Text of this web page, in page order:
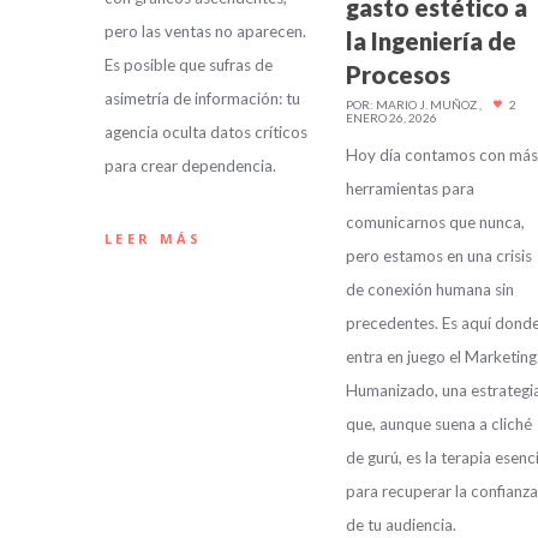
pero las ventas no aparecen.
Es posible que sufras de
asimetría de información: tu
agencia oculta datos críticos
para crear dependencia.
LEER MÁS
gasto estético a
la Ingeniería de
Procesos
POR: MARIO J. MUÑOZ
ENERO 26, 2026
2
Hoy día contamos con más
herramientas para
comunicarnos que nunca,
pero estamos en una crisis
de conexión humana sin
precedentes. Es aquí
entra en juego el Marketing
Humanizado, una
que, aunque suena a cliché
de gurú, es la terapia
para recuperar la confianza
de tu audiencia.